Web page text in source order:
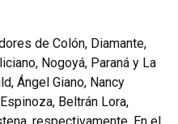
de Colón, Diamante,
Nogoyá, Paraná y La
Ángel Giano, Nancy
Beltrán Lora,
respectivamente. En el